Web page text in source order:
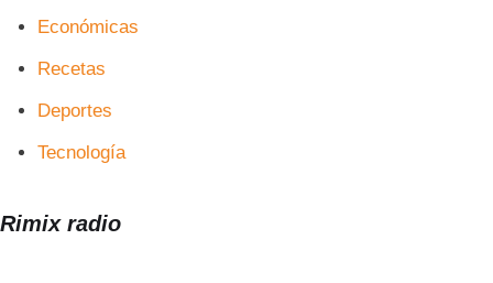
Rimix radio
Económicas
Recetas
Deportes
Tecnología